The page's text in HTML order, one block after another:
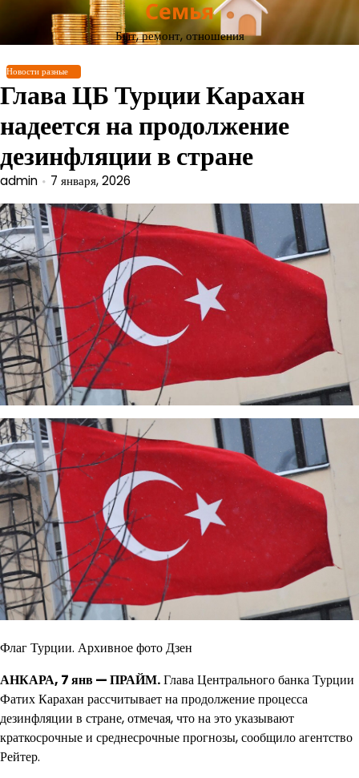
Перейти
содержимому
Семья
Быт, ремонт, отношения
Новости разные
Глава ЦБ Турции Карахан
надеется на продолжение
дезинфляции в стране
admin 7 января, 2026
Флаг Турции. Архивное фото Дзен
АНКАРА, 7 янв — ПРАЙМ.Глава Центрального банка Турции
Фатих Карахан рассчитывает на продолжение процесса
дезинфляции в стране, отмечая, что на это указывают
краткосрочные и среднесрочные прогнозы, сообщило агентство
Рейтер.